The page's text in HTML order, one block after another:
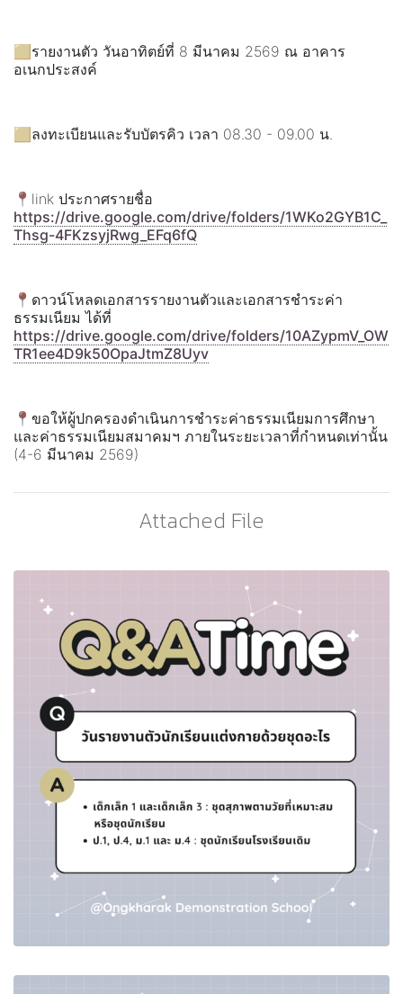
🟨รายงานตัว วันอาทิตย์ที่ 8 มีนาคม 2569 ณ อาคาร
อเนกประสงค์
🟨ลงทะเบียนและรับบัตรคิว เวลา 08.30 - 09.00 น.
📍link ประกาศรายชื่อ
https://drive.google.com/drive/folders/1WKo2GYB1C_
Thsg-4FKzsyjRwg_EFq6fQ
📍ดาวน์โหลดเอกสารรายงานตัวและเอกสารชำระค่า
ธรรมเนียม ได้ที่
https://drive.google.com/drive/folders/10AZypmV_OW
TR1ee4D9k50OpaJtmZ8Uyv
📍ขอให้ผู้ปกครองดำเนินการชำระค่าธรรมเนียมการศึกษา
และค่าธรรมเนียมสมาคมฯ ภายในระยะเวลาที่กำหนดเท่านั้น
(4-6 มีนาคม 2569)
Attached File